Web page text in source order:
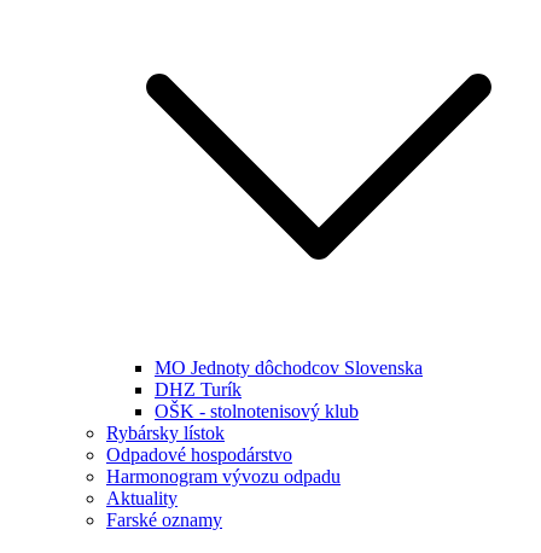
MO Jednoty dôchodcov Slovenska
DHZ Turík
OŠK - stolnotenisový klub
Rybársky lístok
Odpadové hospodárstvo
Harmonogram vývozu odpadu
Aktuality
Farské oznamy